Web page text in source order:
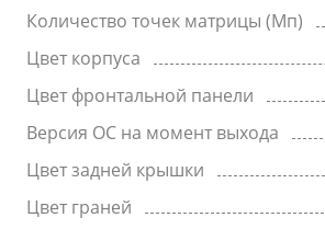
Количество точек матрицы (Мп)
Цвет корпуса
Цвет фронтальной панели
Версия ОС на момент выхода
Цвет задней крышки
Цвет граней